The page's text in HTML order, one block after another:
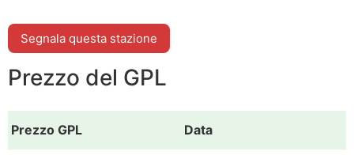
Segnala questa stazione
Prezzo del GPL
Prezzo GPL Data